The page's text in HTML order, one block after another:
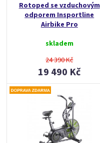
Rotoped se vzduchovým
odporem Insportline
Airbike Pro
skladem
24 390 Kč
19 490 Kč